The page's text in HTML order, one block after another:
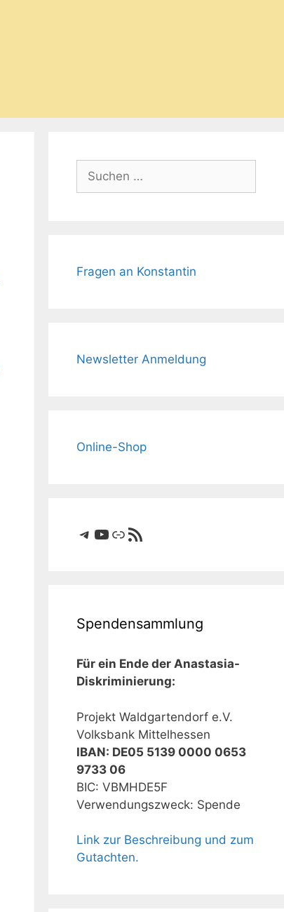
Suchen
nach:
Fragen an Konstantin
Newsletter Anmeldung
Online-Shop
Telegram
YouTube
LinkRSS-Feed
Spendensammlung
Für ein Ende der Anastasia-
Diskriminierung:
Projekt Waldgartendorf e.V.
Volksbank Mittelhessen
IBAN: DE05 5139 0000 0653
9733 06
BIC: VBMHDE5F
Verwendungszweck: Spende
Link zur Beschreibung und zum
Gutachten.